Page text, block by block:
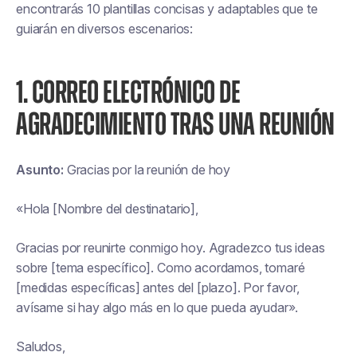
encontrarás 10 plantillas concisas y adaptables que te
guiarán en diversos escenarios:
1. CORREO ELECTRÓNICO DE
AGRADECIMIENTO TRAS UNA REUNIÓN
Asunto: Gracias por la reunión de hoy
«Hola [Nombre del destinatario],
Gracias por reunirte conmigo hoy. Agradezco tus ideas
sobre [tema específico]. Como acordamos, tomaré
[medidas específicas] antes del [plazo]. Por favor,
avísame si hay algo más en lo que pueda ayudar».
Saludos,